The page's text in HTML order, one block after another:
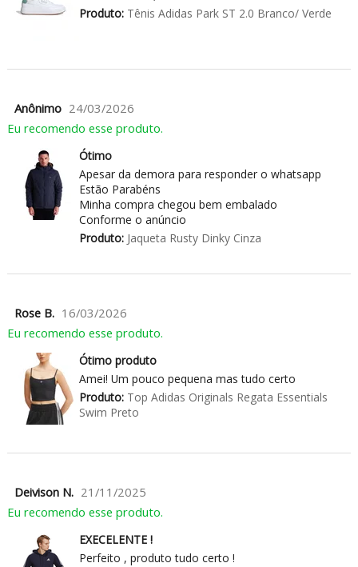
Produto:Tênis Adidas Park ST 2.0 Branco/ Verde
Anônimo 24/03/2026
Eu recomendo esse produto.
Ótimo
Apesar da demora para responder o whatsapp
Estão Parabéns
Minha compra chegou bem embalado
Conforme o anúncio
Produto:Jaqueta Rusty Dinky Cinza
Rose B. 16/03/2026
Eu recomendo esse produto.
Ótimo produto
Amei! Um pouco pequena mas tudo certo
Produto:Top Adidas Originals Regata Essentials
Swim Preto
Deivison N. 21/11/2025
Eu recomendo esse produto.
EXECELENTE !
Perfeito , produto tudo certo !